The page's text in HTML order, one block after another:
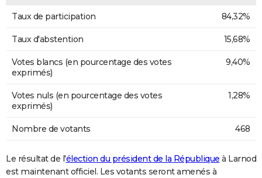
Taux de participation 84,32%
Taux d'abstention 15,68%
Votes blancs (en pourcentage des votes
exprimés)
9,40%
Votes nuls (en pourcentage des votes
exprimés)
1,28%
Nombre de votants 468
Le résultat de l'élection du président de la République à Larnod
est maintenant officiel. Les votants seront amenés à